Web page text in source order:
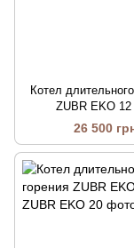
Котел
ZUBR EKO 12
26 500